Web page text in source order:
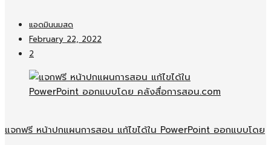
แอดมินนมสด
February 22, 2022
2
แจกฟรี หน้าปกแผนการสอน แก้ไขได้ใน PowerPoint ออกแบบโดย